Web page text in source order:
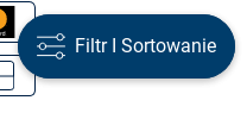
Filtr I Sortowanie
Filtr I Sortowanie